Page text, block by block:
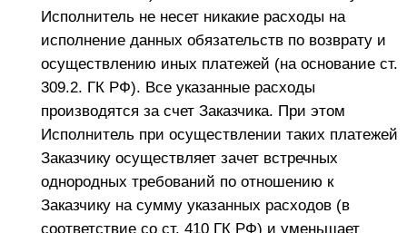
ответственность.
Раздел 8. РАЗРЕШЕНИЕ СПОРОВ
Все споры и разногласия, возникшие в связи с
предоставлению онлайн-доступа к
информационным материалам, заключенного
посредством совершения Заказчиком акцепта
настоящей оферты, решаются Сторонами путем
переговоров.
Срок ответа на претензию – 10 дней, с момента